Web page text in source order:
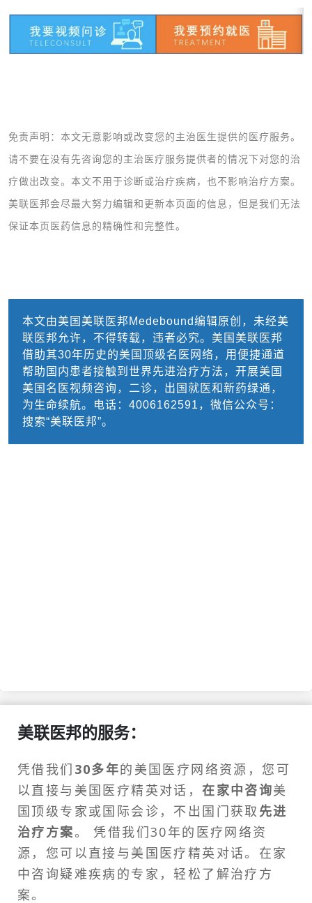
免责声明：本文无意影响或改变您的主治医生提供的医疗服务。
请不要在没有先咨询您的主治医疗服务提供者的情况下对您的治
疗做出改变。本文不用于诊断或治疗疾病，也不影响治疗方案。
美联医邦会尽最大努力编辑和更新本页面的信息，但是我们无法
保证本页医药信息的精确性和完整性。
本文由美国美联医邦Medebound编辑原创，未经美
联医邦允许，不得转载，违者必究。美国美联医邦
借助其30年历史的美国顶级名医网络，用便捷通道
帮助国内患者接触到世界先进治疗方法，开展美国
美国名医视频咨询，二诊，出国就医和新药绿通，
为生命续航。电话：4006162591，微信公众号：
搜索“美联医邦”。
美联医邦的服务：
凭借我们 30多年的美国医疗网络资源，您可
以直接与美国医疗精英对话，在家中咨询美
国顶级专家或国际会诊 ，不出国门获取 先进
治疗方案。 凭借我们30年的医疗网络资
源，您可以直接与美国医疗精英对话。在家
中咨询疑难疾病的专家，轻松了解治疗方
案。